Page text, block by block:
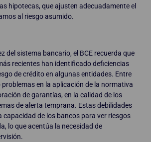
hipotecas, que ajusten adecuadamente el
al riesgo asumido.
del sistema bancario, el BCE recuerda que
recientes han identificado deficiencias
de crédito en algunas entidades. Entre
en la aplicación de la normativa
de garantías, en la calidad de los
de alerta temprana. Estas debilidades
capacidad de los bancos para ver riesgos
lo que acentúa la necesidad de